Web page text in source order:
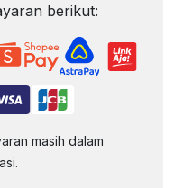
berikut:
masih dalam